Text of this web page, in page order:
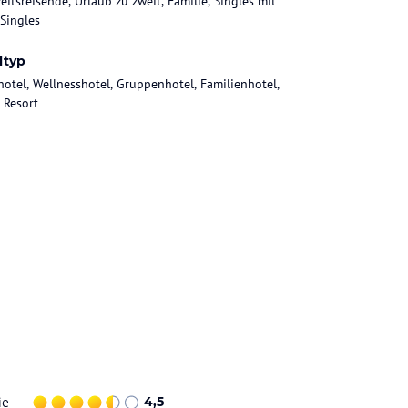
Wellnesshotel, Gruppenhotel, Familienhotel,
4,5